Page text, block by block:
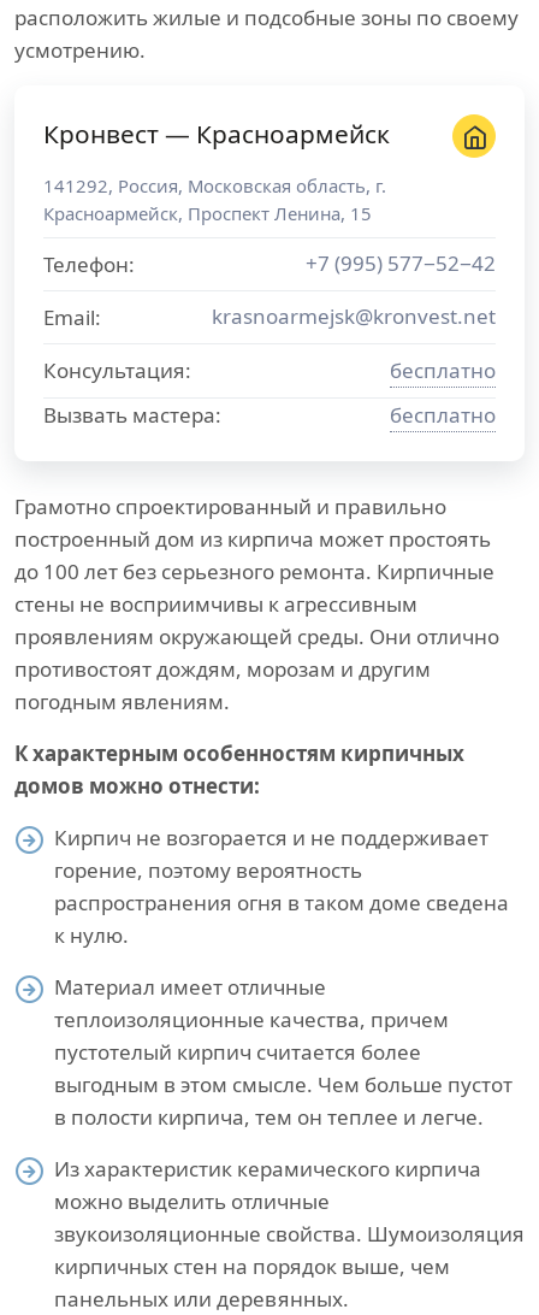
расположить жилые и подсобные зоны по своему
усмотрению.
Кронвест — Красноармейск
141292, Россия, Московская область, г.
Красноармейск, Проспект Ленина, 15
Телефон:
+7 (995) 577−52−42
Email:
krasnoarmejsk@kronvest.net
Консультация:
бесплатно
Вызвать мастера:
бесплатно
Грамотно спроектированный и правильно
построенный дом из кирпича может простоять
до 100 лет без серьезного ремонта. Кирпичные
стены не восприимчивы к агрессивным
проявлениям окружающей среды. Они отлично
противостоят дождям, морозам и другим
погодным явлениям.
К характерным особенностям кирпичных
домов можно отнести:
Кирпич не возгорается и не поддерживает
горение, поэтому вероятность
распространения огня в таком доме сведена
к нулю.
Материал имеет отличные
теплоизоляционные качества, причем
пустотелый кирпич считается более
выгодным в этом смысле. Чем больше пустот
в полости кирпича, тем он теплее и легче.
Из характеристик керамического кирпича
можно выделить отличные
звукоизоляционные свойства. Шумоизоляция
кирпичных стен на порядок выше, чем
панельных или деревянных.